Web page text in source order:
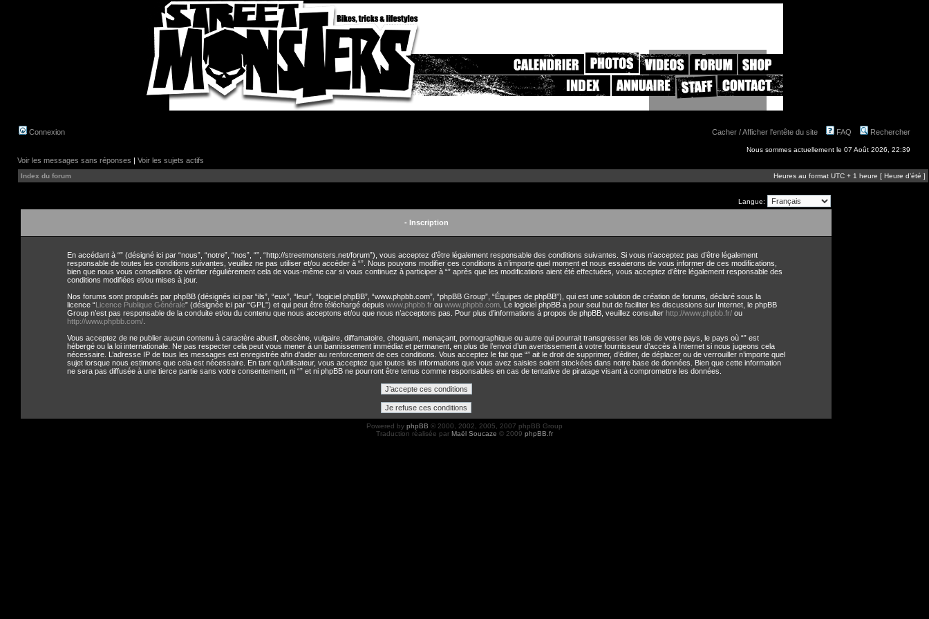
Connexion Cacher / Afficher l'entête du site FAQ Rechercher
Nous sommes actuellement le 07 Août 2026, 22:39
Voir les messages sans réponses | Voir les sujets actifs
Index du forum Heures au format UTC + 1 heure [ Heure d’été ]
Langue:
- Inscription
En accédant à “” (désigné ici par “nous”, “notre”, “nos”, “”, “http://streetmonsters.net/forum”), vous acceptez d’être légalement responsable des conditions suivantes. Si vous n’acceptez pas d’être légalement
responsable de toutes les conditions suivantes, veuillez ne pas utiliser et/ou accéder à “”. Nous pouvons modifier ces conditions à n’importe quel moment et nous essaierons de vous informer de ces modifications,
bien que nous vous conseillons de vérifier régulièrement cela de vous-même car si vous continuez à participer à “” après que les modifications aient été effectuées, vous acceptez d’être légalement responsable des
conditions modifiées et/ou mises à jour.
Nos forums sont propulsés par phpBB (désignés ici par “ils”, “eux”, “leur”, “logiciel phpBB”, “www.phpbb.com”, “phpBB Group”, “Équipes de phpBB”), qui est une solution de création de forums, déclaré sous la
licence “Licence Publique Générale” (désignée ici par “GPL”) et qui peut être téléchargé depuis www.phpbb.frou www.phpbb.com. Le logiciel phpBB a pour seul but de faciliter les discussions sur Internet, le phpBB
Group n’est pas responsable de la conduite et/ou du contenu que nous acceptons et/ou que nous n’acceptons pas. Pour plus d’informations à propos de phpBB, veuillez consulter http://www.phpbb.fr/ou
http://www.phpbb.com/.
Vous acceptez de ne publier aucun contenu à caractère abusif, obscène, vulgaire, diffamatoire, choquant, menaçant, pornographique ou autre qui pourrait transgresser les lois de votre pays, le pays où “” est
hébergé ou la loi internationale. Ne pas respecter cela peut vous mener à un bannissement immédiat et permanent, en plus de l’envoi d’un avertissement à votre fournisseur d’accès à Internet si nous jugeons cela
nécessaire. L’adresse IP de tous les messages est enregistrée afin d’aider au renforcement de ces conditions. Vous acceptez le fait que “” ait le droit de supprimer, d’éditer, de déplacer ou de verrouiller n’importe quel
sujet lorsque nous estimons que cela est nécessaire. En tant qu’utilisateur, vous acceptez que toutes les informations que vous avez saisies soient stockées dans notre base de données. Bien que cette information
ne sera pas diffusée à une tierce partie sans votre consentement, ni “” et ni phpBB ne pourront être tenus comme responsables en cas de tentative de piratage visant à compromettre les données.
Powered by phpBB © 2000, 2002, 2005, 2007 phpBB Group
Traduction réalisée par Maël Soucaze © 2009 phpBB.fr